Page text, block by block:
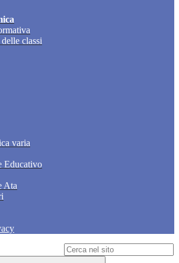
classi
varia
Educativo
Ata